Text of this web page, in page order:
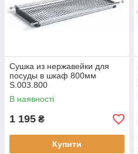
Сушка из нержавейки для
посуды в шкаф 800мм
S.003.800
В наявності
1 195 ₴
Купити